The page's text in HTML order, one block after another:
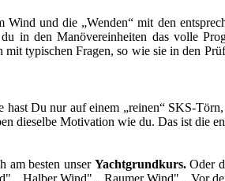
und die „Wenden“ mit den
in den Manövereinheiten das volle
typischen Fragen, so wie sie in den
Du nur auf einem „reinen“ SKS-
dieselbe Motivation wie du. Das ist die
am besten unser Yachtgrundkurs.Oder
„Halber Wind", „Raumer Wind", „Vor